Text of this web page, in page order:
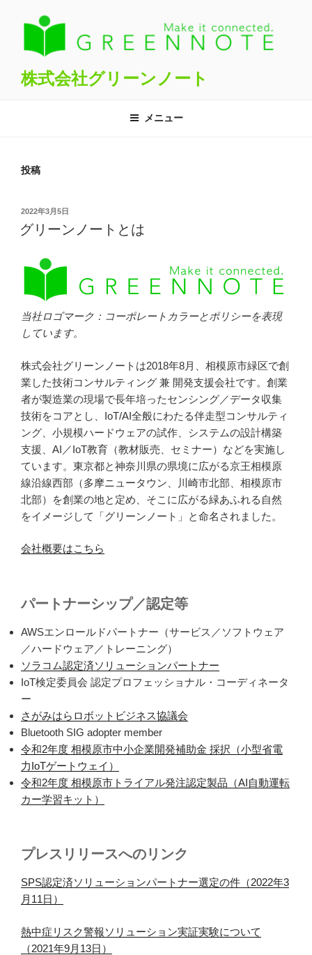
株式会社グリーンノート
メニュー
投稿
投
稿
日:
2022年3月5日
グリーンノートとは
当社ロゴマーク：コーポレートカラーとポリシーを表現
しています。
株式会社グリーンノートは2018年8月、相模原市緑区で創
業した技術コンサルティング 兼 開発支援会社です。創業
者が製造業の現場で長年培ったセンシング／データ収集
技術をコアとし、IoT/AI全般にわたる伴走型コンサルティ
ング、小規模ハードウェアの試作、システムの設計構築
支援、AI／IoT教育（教材販売、セミナー）などを実施し
ています。東京都と神奈川県の県境に広がる京王相模原
線沿線西部（多摩ニュータウン、川崎市北部、相模原市
北部）を創業の地と定め、そこに広がる緑あふれる自然
をイメージして「グリーンノート」と命名されました。
会社概要はこちら
パートナーシップ／認定等
AWSエンロールドパートナー（サービス／ソフトウェア
／ハードウェア／トレーニング）
ソラコム認定済ソリューションパートナー
IoT検定委員会 認定プロフェッショナル・コーディネータ
ー
さがみはらロボットビジネス協議会
Bluetooth SIG adopter member
令和2年度 相模原市中小企業開発補助金 採択（小型省電
力IoTゲートウェイ）
令和2年度 相模原市トライアル発注認定製品（AI自動運転
カー学習キット）
プレスリリースへのリンク
SPS認定済ソリューションパートナー選定の件 （2022年3
月11日）
熱中症リスク警報ソリューション実証実験について
（2021年9月13日）